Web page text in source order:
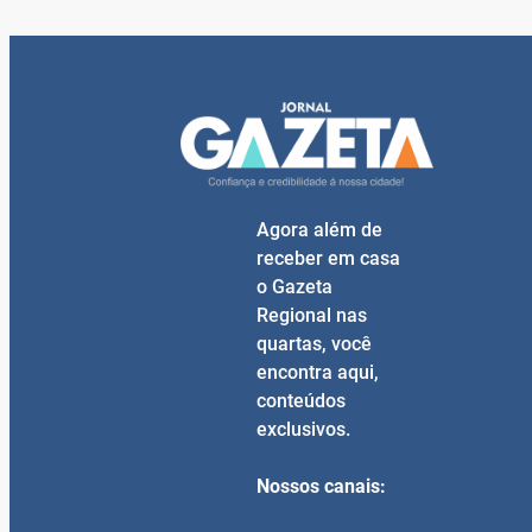
Agora além de
receber em casa
o Gazeta
Regional nas
quartas, você
encontra aqui,
conteúdos
exclusivos.
Nossos canais: